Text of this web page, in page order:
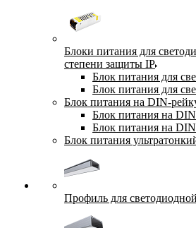
Блоки питания для
степени защиты IP
Блок питания для
Блок питания для
Блок питания на DIN-
Блок питания на
Блок питания на
Блок питания
Профиль для